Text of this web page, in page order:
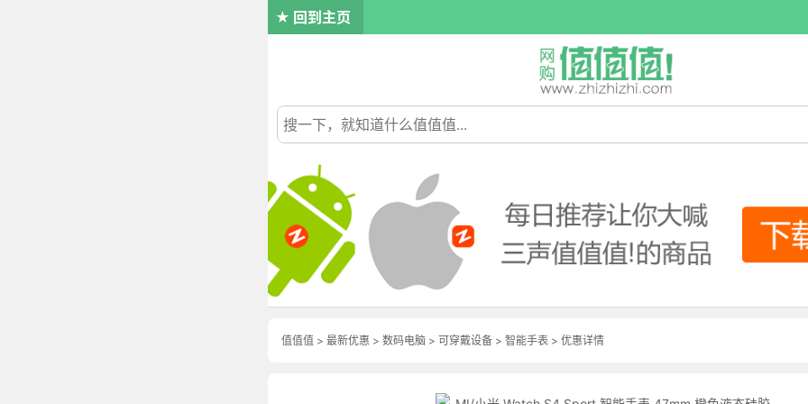
回到主页
值值值 > 最新优惠 > 数码电脑 > 可穿戴设备 > 智能手表 > 优惠详情